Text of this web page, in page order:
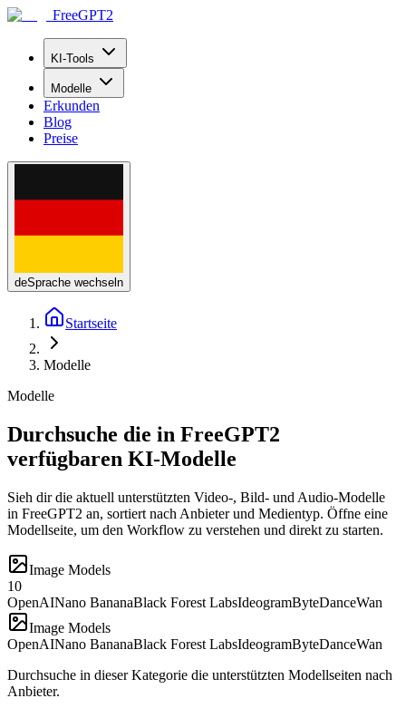
FreeGPT2
KI-Tools
Modelle
Erkunden
Blog
Preise
deSprache wechseln
Startseite
Modelle
Modelle
Durchsuche die in FreeGPT2
verfügbaren KI-Modelle
Sieh dir die aktuell unterstützten Video-, Bild- und Audio-Modelle
in FreeGPT2 an, sortiert nach Anbieter und Medientyp. Öffne eine
Modellseite, um den Workflow zu verstehen und direkt zu starten.
Image Models
10
OpenAINano BananaBlack Forest LabsIdeogramByteDanceWan
Image Models
OpenAINano BananaBlack Forest LabsIdeogramByteDanceWan
Durchsuche in dieser Kategorie die unterstützten Modellseiten nach
Anbieter.